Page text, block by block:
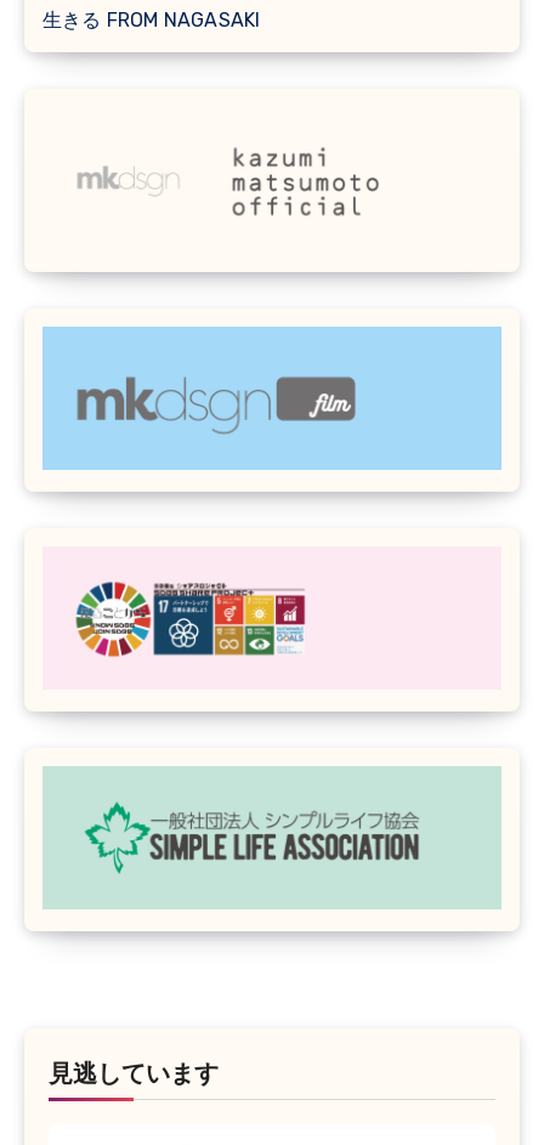
生きる FROM NAGASAKI
見逃しています